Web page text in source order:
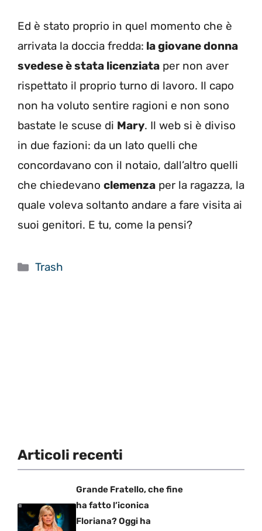
Ed è stato proprio in quel momento che è
arrivata la doccia fredda: la giovane donna
svedese è stata licenziata per non aver
rispettato il proprio turno di lavoro. Il capo
non ha voluto sentire ragioni e non sono
bastate le scuse di Mary. Il web si è diviso
in due fazioni: da un lato quelli che
concordavano con il notaio, dall’altro quelli
che chiedevano clemenza per la ragazza, la
quale voleva soltanto andare a fare visita ai
suoi genitori. E tu, come la pensi?
Categorie
Trash
Articoli recenti
Grande Fratello, che fine
ha fatto l’iconica
Floriana? Oggi ha